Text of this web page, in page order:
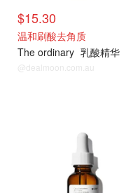
$15.30
温和刷酸去角质
The ordinary 乳酸精华
@dealmoon.com.au